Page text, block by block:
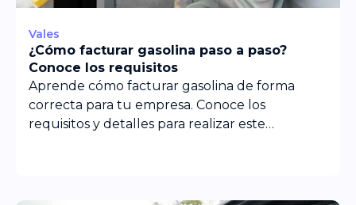
Vales
¿Cómo facturar gasolina paso a paso?
Conoce los requisitos
Aprende cómo facturar gasolina de forma
correcta para tu empresa. Conoce los
requisitos y detalles para realizar este